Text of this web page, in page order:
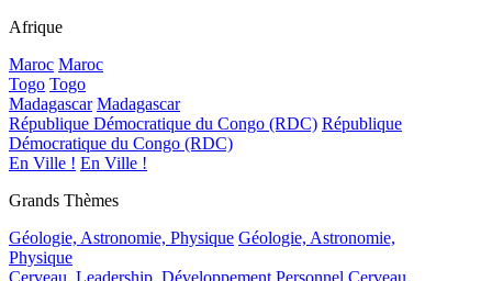
Afrique
Maroc Maroc
Togo Togo
Madagascar Madagascar
République Démocratique du Congo (RDC) République
Démocratique du Congo (RDC)
En Ville ! En Ville !
Grands Thèmes
Géologie, Astronomie, Physique Géologie, Astronomie,
Physique
Cerveau, Leadership, Développement Personnel Cerveau,